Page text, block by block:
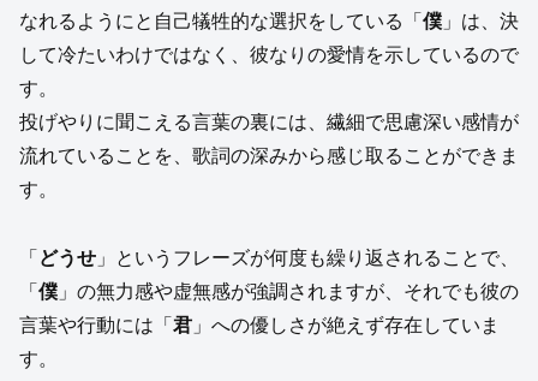
なれるようにと自己犠牲的な選択をしている「 僕 」は、決
して冷たいわけではなく、彼なりの愛情を示しているので
す。
投げやりに聞こえる言葉の裏には、繊細で思慮深い感情が
流れていることを、歌詞の深みから感じ取ることができま
す。
「 どうせ 」というフレーズが何度も繰り返されることで、
「 僕 」の無力感や虚無感が強調されますが、それでも彼の
言葉や行動には「 君 」への優しさが絶えず存在していま
す。